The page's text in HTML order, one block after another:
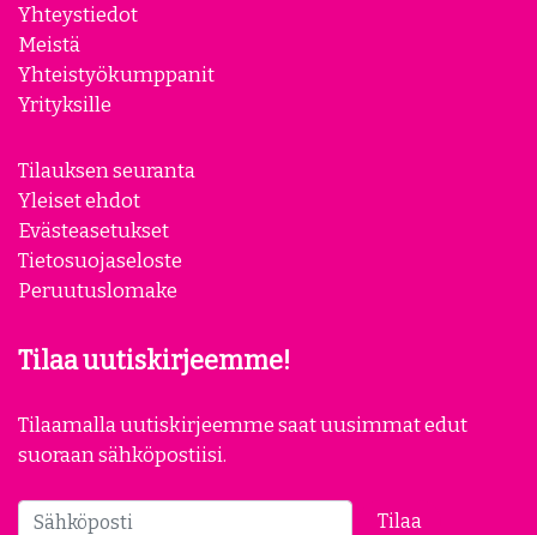
Yhteystiedot
Meistä
Yhteistyökumppanit
Yrityksille
Tilauksen seuranta
Yleiset ehdot
Evästeasetukset
Tietosuojaseloste
Peruutuslomake
Tilaa uutiskirjeemme!
Tilaamalla uutiskirjeemme saat uusimmat edut
suoraan sähköpostiisi.
Tilaa